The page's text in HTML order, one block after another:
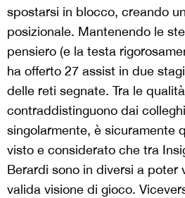
spostarsi in blocco, creando
posizionale. Mantenendo le
pensiero (e la testa
ha offerto 27 assist in due
delle reti segnate. Tra le
contraddistinguono dai
singolarmente, è sicuramente
visto e considerato che tra
Berardi sono in diversi a poter
valida visione di gioco.